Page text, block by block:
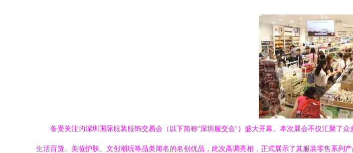
备受关注的深圳国际服装服饰交易会（以下简称“深圳服交会”）盛大开幕。本次展会不仅汇聚
生活百货、美妆护肤、文创潮玩等品类闻名的名创优品，此次高调亮相，正式展示了其服装零售系列